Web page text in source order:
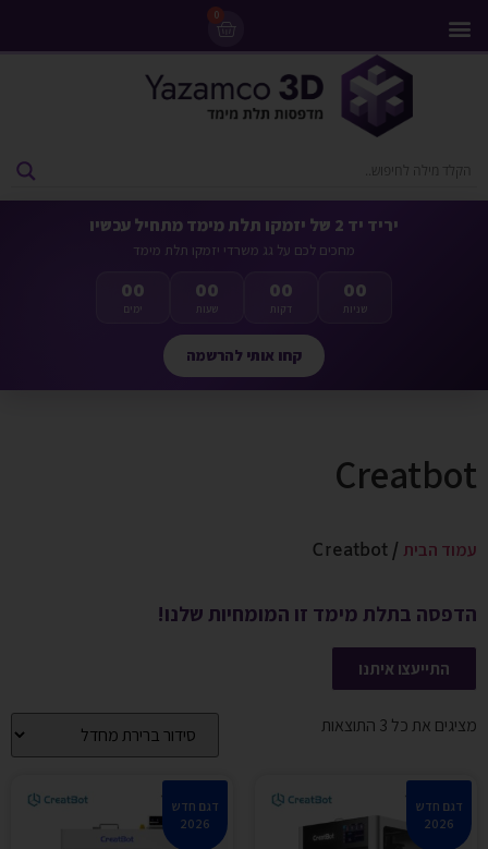
0
יריד יד 2 של יזמקו תלת מימד מתחיל עכשיו
מחכים לכם על גג משרדי יזמקו תלת מימד
00
ימים
00
שעות
00
דקות
00
שניות
קחו אותי להרשמה
Creatbot
עמוד הבית / Creatbot
הדפסה בתלת מימד זו המומחיות שלנו!
התייעצו איתנו
מציגים את כל ⁦3⁩ התוצאות
דגם חדש
2026
דגם חדש
2026